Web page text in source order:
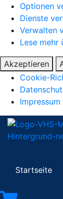
Optionen
Dienste
Verwalten
Lese mehr
Akzeptieren
Cookie-
Impressum
Startseite